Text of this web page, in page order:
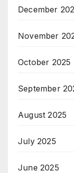
December
November
October 2025
September
August 2025
July 2025
June 2025